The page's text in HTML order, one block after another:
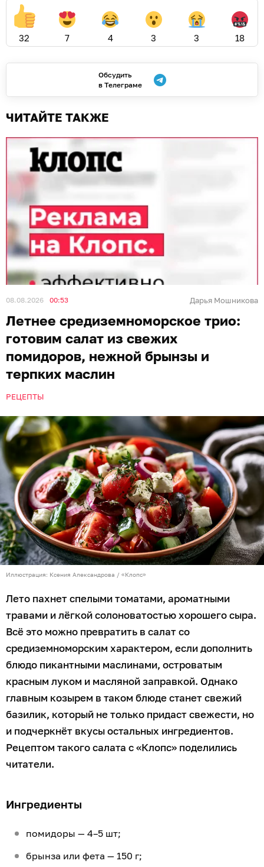
32 7 4 3 3 18
Обсудить
в Телеграме
ЧИТАЙТЕ ТАКЖЕ
08.08.2026 00:53 Дарья Мошникова
Летнее средиземноморское трио:
готовим салат из свежих
помидоров, нежной брынзы и
терпких маслин
РЕЦЕПТЫ
Иллюстрация: Ксения Александрова / «Клопс»
Лето пахнет спелыми томатами, ароматными
травами и лёгкой солоноватостью хорошего сыра.
Всё это можно превратить в салат со
средиземноморским характером, если дополнить
блюдо пикантными маслинами, островатым
красным луком и масляной заправкой. Однако
главным козырем в таком блюде станет свежий
базилик, который не только придаст свежести, но
и подчеркнёт вкусы остальных ингредиентов.
Рецептом такого салата с «Клопс» поделились
читатели.
Ингредиенты
помидоры — 4–5 шт;
брынза или фета — 150 г;